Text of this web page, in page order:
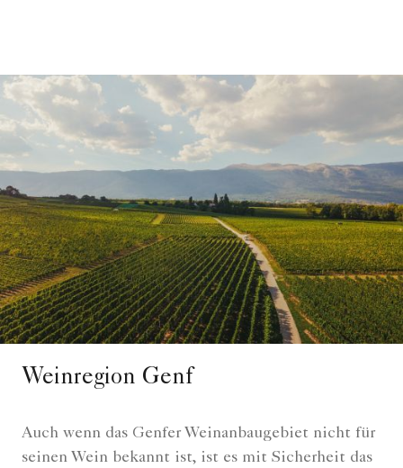
Weinregion Genf
Auch wenn das Genfer Weinanbaugebiet nicht für
seinen Wein bekannt ist, ist es mit Sicherheit das